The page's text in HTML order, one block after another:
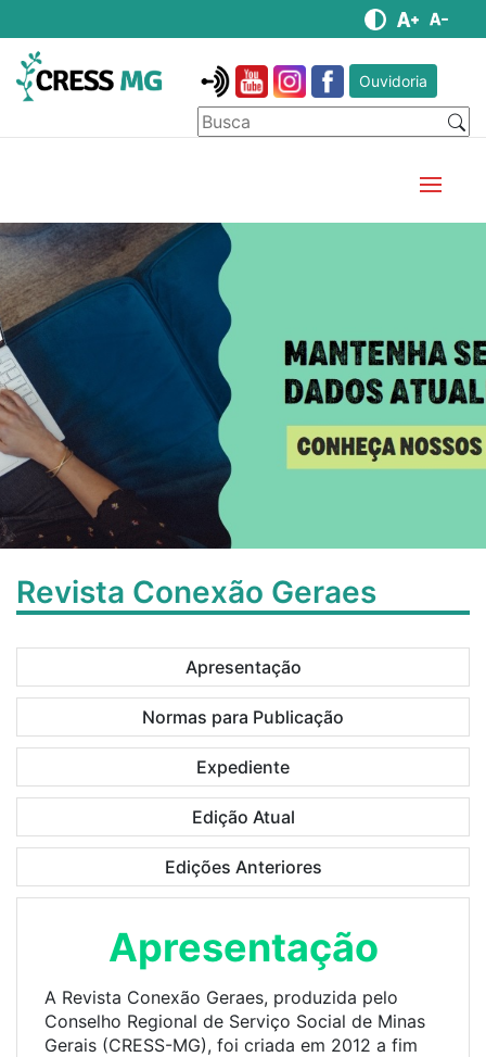
Ouvidoria
Revista Conexão Geraes
Apresentação
Normas para Publicação
Expediente
Edição Atual
Edições Anteriores
Apresentação
A Revista Conexão Geraes, produzida pelo
Conselho Regional de Serviço Social de Minas
Gerais (CRESS-MG), foi criada em 2012 a fim